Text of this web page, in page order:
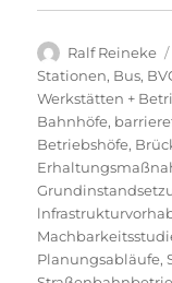
Autor
Ralf Reineke
Stationen, Bus,
Werkstätten +
Bahnhöfe,
Betriebshöfe,
Planungsabläufe,